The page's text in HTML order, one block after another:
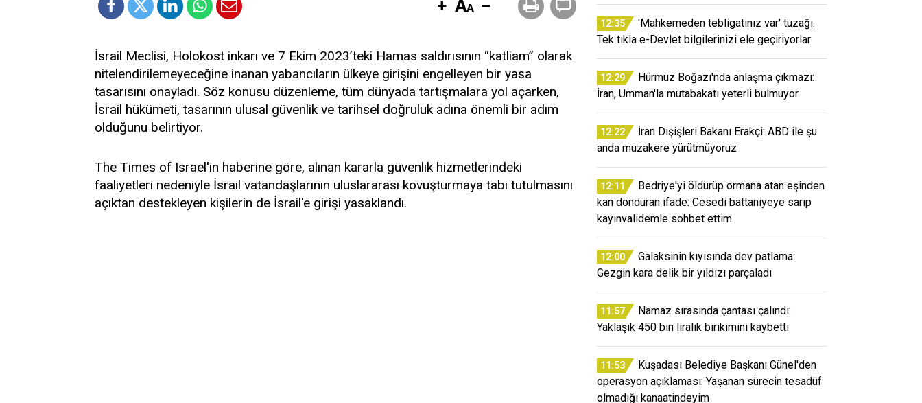
İsrail Meclisi, Holokost inkarı ve 7 Ekim 2023’teki Hamas saldırısının “katliam” olarak
nitelendirilemeyeceğine inanan yabancıların ülkeye girişini engelleyen bir yasa
tasarısını onayladı. Söz konusu düzenleme, tüm dünyada tartışmalara yol açarken,
İsrail hükümeti, tasarının ulusal güvenlik ve tarihsel doğruluk adına önemli bir adım
olduğunu belirtiyor.
The Times of Israel'in haberine göre, alınan kararla güvenlik hizmetlerindeki
faaliyetleri nedeniyle İsrail vatandaşlarının uluslararası kovuşturmaya tabi tutulmasını
açıktan destekleyen kişilerin de İsrail'e girişi yasaklandı.
12:35
'Mahkemeden tebligatınız var' tuzağı:
Tek tıkla e-Devlet bilgilerinizi ele geçiriyorlar
12:29
Hürmüz Boğazı'nda anlaşma çıkmazı:
İran, Umman'la mutabakatı yeterli bulmuyor
12:22
İran Dışişleri Bakanı Erakçi: ABD ile şu
anda müzakere yürütmüyoruz
12:11
Bedriye'yi öldürüp ormana atan eşinden
kan donduran ifade: Cesedi battaniyeye sarıp
kayınvalidemle sohbet ettim
12:00
Galaksinin kıyısında dev patlama:
Gezgin kara delik bir yıldızı parçaladı
11:57
Namaz sırasında çantası çalındı:
Yaklaşık 450 bin liralık birikimini kaybetti
11:53
Kuşadası Belediye Başkanı Günel'den
operasyon açıklaması: Yaşanan sürecin tesadüf
olmadığı kanaatindeyim